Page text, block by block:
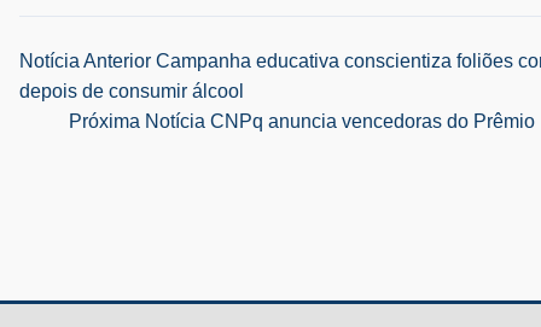
Navegação
Notícia Anterior Campanha educativa conscientiza foliões
depois de consumir álcool
Próxima Notícia CNPq anuncia vencedoras do